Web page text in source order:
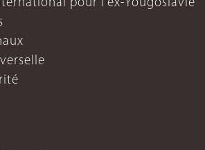
pour l'ex-Yougoslavie